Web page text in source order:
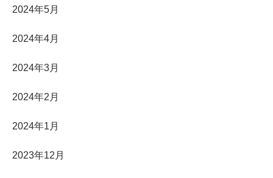
2024年5月
2024年4月
2024年3月
2024年2月
2024年1月
2023年12月